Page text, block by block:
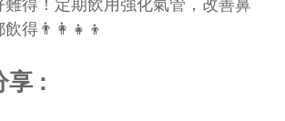
得👨‍👩‍👧‍👦
享 :